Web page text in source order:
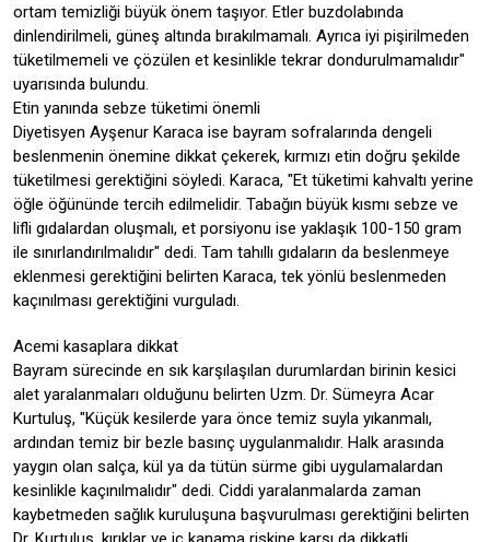
ortam temizliği büyük önem taşıyor. Etler buzdolabında
dinlendirilmeli, güneş altında bırakılmamalı. Ayrıca iyi pişirilmeden
tüketilmemeli ve çözülen et kesinlikle tekrar dondurulmamalıdır"
uyarısında bulundu.
Etin yanında sebze tüketimi önemli
Diyetisyen Ayşenur Karaca ise bayram sofralarında dengeli
beslenmenin önemine dikkat çekerek, kırmızı etin doğru şekilde
tüketilmesi gerektiğini söyledi. Karaca, "Et tüketimi kahvaltı yerine
öğle öğününde tercih edilmelidir. Tabağın büyük kısmı sebze ve
lifli gıdalardan oluşmalı, et porsiyonu ise yaklaşık 100-150 gram
ile sınırlandırılmalıdır" dedi. Tam tahıllı gıdaların da beslenmeye
eklenmesi gerektiğini belirten Karaca, tek yönlü beslenmeden
kaçınılması gerektiğini vurguladı.
Acemi kasaplara dikkat
Bayram sürecinde en sık karşılaşılan durumlardan birinin kesici
alet yaralanmaları olduğunu belirten Uzm. Dr. Sümeyra Acar
Kurtuluş, "Küçük kesilerde yara önce temiz suyla yıkanmalı,
ardından temiz bir bezle basınç uygulanmalıdır. Halk arasında
yaygın olan salça, kül ya da tütün sürme gibi uygulamalardan
kesinlikle kaçınılmalıdır" dedi. Ciddi yaralanmalarda zaman
kaybetmeden sağlık kuruluşuna başvurulması gerektiğini belirten